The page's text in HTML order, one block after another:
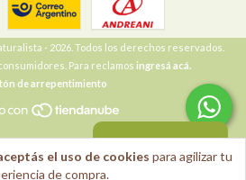
el uso de cookies para agilizar tu
de compra.
- 2026. Todos los derechos reservados.
Para reclamos ingresá acá.
de arrepentimiento